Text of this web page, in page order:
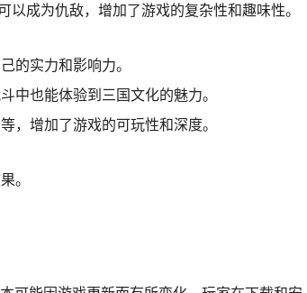
成为仇敌，增加了游戏的复杂性和趣味性。
的实力和影响力。
中也能体验到三国文化的魅力。
，增加了游戏的可玩性和深度。
。